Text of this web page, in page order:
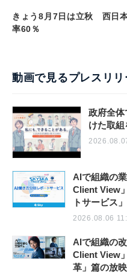
きょう8月7日は立秋 西日
率60％
動画で見るプレスリリ
政府全体
けた取
AIで組織の
Client View
トサービス
2026.08.06
AIで組織の
Client View
革」篇の放